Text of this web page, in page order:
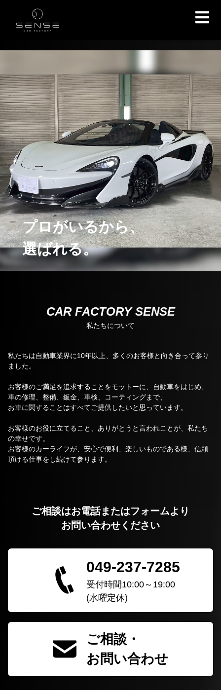
プロがいるから、
選ばれる。
CAR FACTORY SENSE
私たちについて
私たちは⾃動⾞業界に10年以上、多くのお客様と向き合って参り
ました。
お客様のご満足を追求することをモットーに、⾃動⾞をはじめ、
⾞の修理、整備、鈑⾦、⾞検、コーティングまで、
お⾞に関することはすべてご提供したいと思っています。
お客様のお役に⽴てること、ありがとうと言われことが、私たち
の幸せです。
お客様のカーライフが、安心で便利、楽しいものである様、信頼
頂ける仕事をし続けて参ります。
ご相談はお電話またはフォームより
お問い合わせください
049-237-7285
受付時間10:00～19:00
(水曜定休)
ご相談・
お問い合わせ